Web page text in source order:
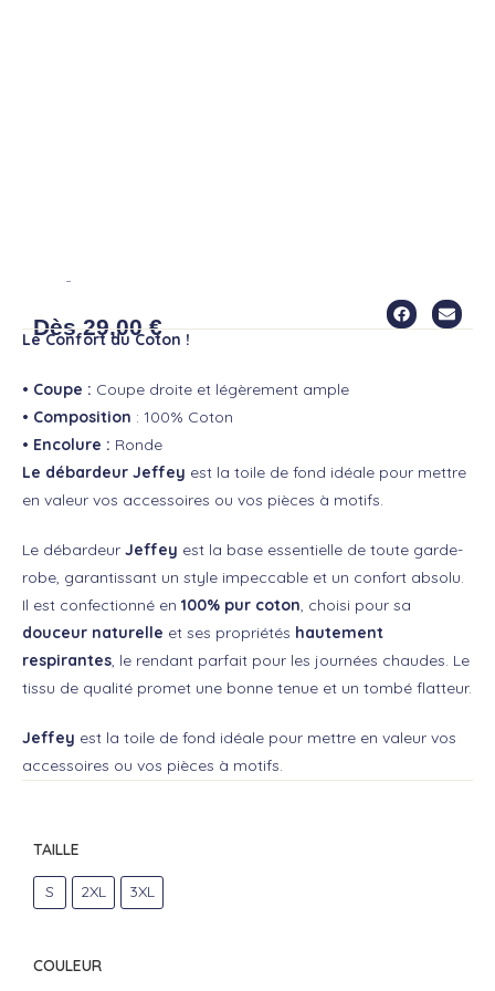
Dès29,00€
Le Confort du Coton !
• Coupe : Coupe droite et légèrement ample
• Composition : 100% Coton
• Encolure : Ronde
Le débardeur Jeffey est la toile de fond idéale pour mettre
en valeur vos accessoires ou vos pièces à motifs.
Le débardeur Jeffey est la base essentielle de toute garde-
robe, garantissant un style impeccable et un confort absolu.
Il est confectionné en 100% pur coton, choisi pour sa
douceur naturelle et ses propriétés hautement
respirantes, le rendant parfait pour les journées chaudes. Le
tissu de qualité promet une bonne tenue et un tombé flatteur.
Jeffey est la toile de fond idéale pour mettre en valeur vos
accessoires ou vos pièces à motifs.
TAILLE
S 2XL 3XL
COULEUR